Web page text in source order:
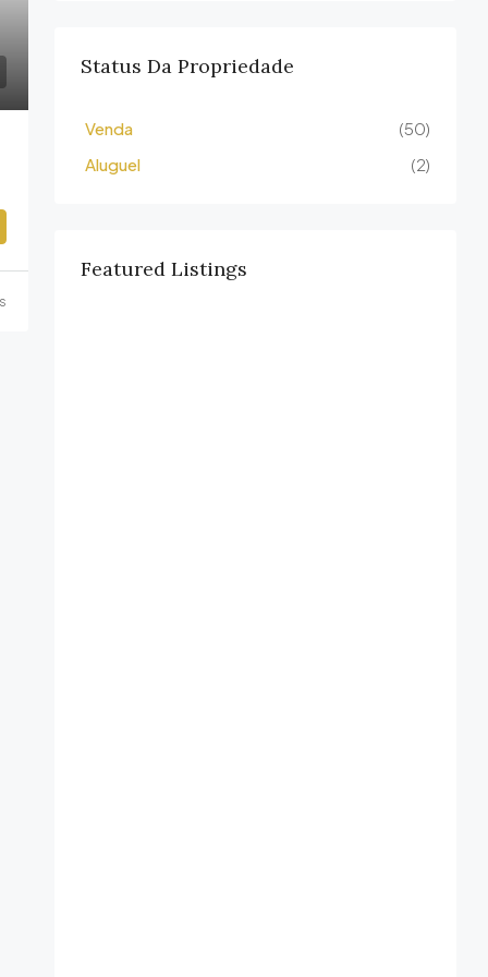
Status Da Propriedade
Venda
(50)
Aluguel
(2)
Featured Listings